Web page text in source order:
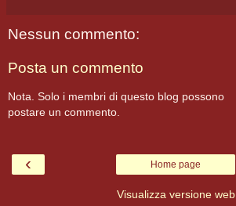
Nessun commento:
Posta un commento
Nota. Solo i membri di questo blog possono
postare un commento.
‹ Home page
Visualizza versione web